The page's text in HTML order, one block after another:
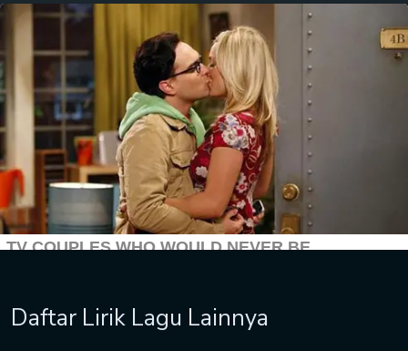
Daftar Lirik Lagu Lainnya